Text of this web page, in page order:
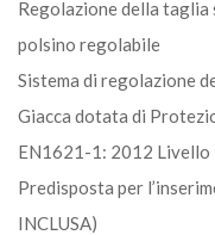
Regolazione della taglia
polsino regolabile
Sistema di regolazione
Giacca dotata di
EN1621-1: 2012 Livello
Predisposta per
INCLUSA)